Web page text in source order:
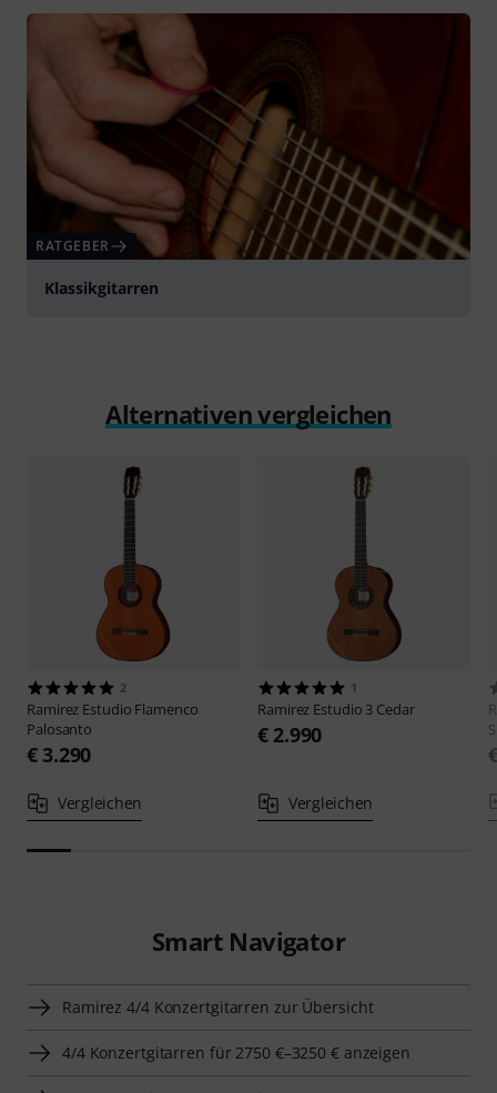
RATGEBER
Klassikgitarren
Alternativen vergleichen
2
Ramirez Estudio Flamenco
Palosanto
€ 3.290
Vergleichen
1
Ramirez Estudio 3 Cedar
€ 2.990
Vergleichen
Smart Navigator
Ramirez 4/4 Konzertgitarren zur Übersicht
4/4 Konzertgitarren für 2750 €–3250 € anzeigen